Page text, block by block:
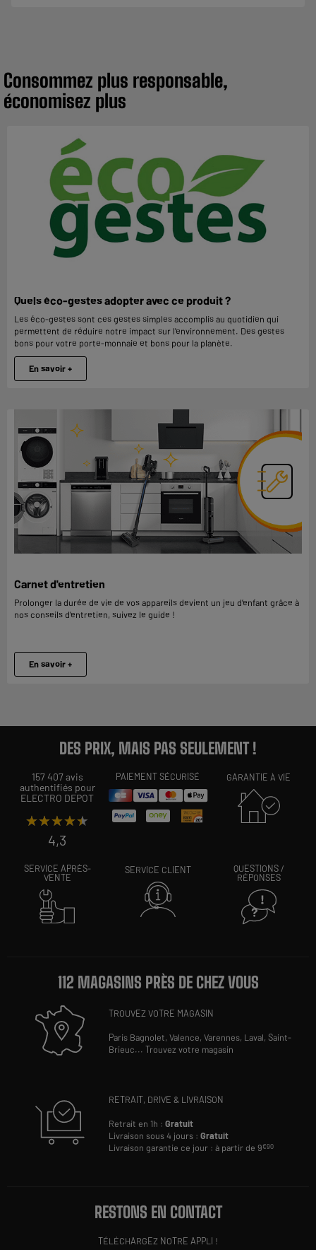
Consommez plus responsable,
économisez plus
Quels éco-gestes adopter avec ce produit ?
Les éco-gestes sont ces gestes simples accomplis au quotidien qui
permettent de réduire notre impact sur l'environnement. Des gestes
bons pour votre porte-monnaie et bons pour la planète.
En savoir +
Carnet d'entretien
Prolonger la durée de vie de vos appareils devient un jeu d’enfant grâce à
nos conseils d’entretien, suivez le guide !
En savoir +
DES PRIX, MAIS PAS SEULEMENT !
157 407 avis
authentifiés pour
ELECTRO DEPOT
★★★★★
★★★★★
4,3
PAIEMENT SÉCURISÉ GARANTIE À VIE
SERVICE APRÈS-
VENTE
SERVICE CLIENT
QUESTIONS /
RÉPONSES
112 MAGASINS PRÈS DE CHEZ VOUS
TROUVEZ VOTRE MAGASIN
Paris Bagnolet,Valence,Varennes, Laval,Saint-
Brieuc...Trouvez votre magasin
RETRAIT, DRIVE & LIVRAISON
Retrait en 1h :Gratuit
Livraison sous 4 jours :Gratuit
Livraison garantie ce jour : à partir de 9€90
RESTONS EN CONTACT
TÉLÉCHARGEZ NOTRE APPLI !